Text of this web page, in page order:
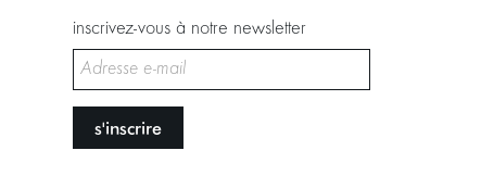
inscrivez-vous à notre newsletter
s'inscrire